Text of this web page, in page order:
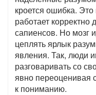
кроется ошибка.
работает
сапиенсов. Но мозг
цеплять ярлык
явления. Так, люди
разговаривать со
явно переоценивая
к пониманию.